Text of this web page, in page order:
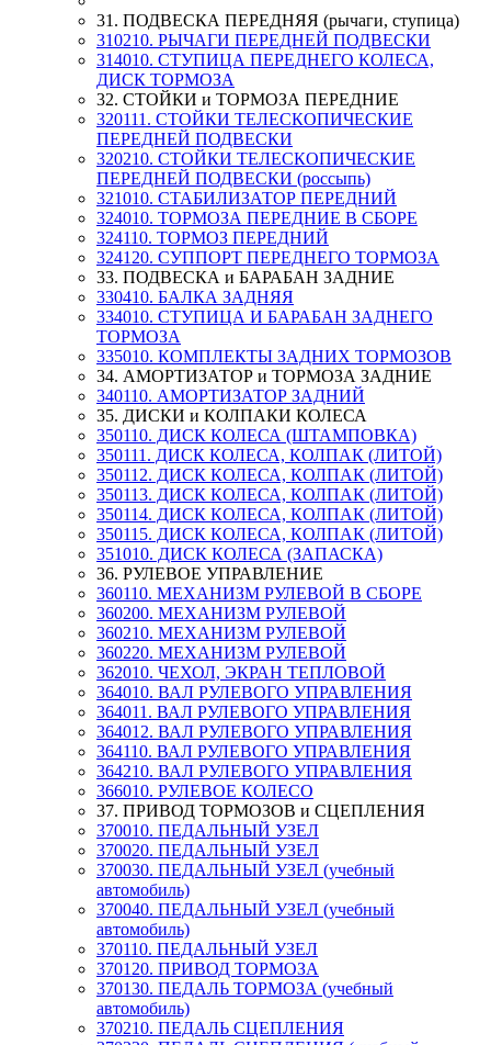
31. ПОДВЕСКА ПЕРЕДНЯЯ (рычаги, ступица)
310210. РЫЧАГИ ПЕРЕДНЕЙ ПОДВЕСКИ
314010. СТУПИЦА ПЕРЕДНЕГО КОЛЕСА,
ДИСК ТОРМОЗА
32. СТОЙКИ и ТОРМОЗА ПЕРЕДНИЕ
320111. СТОЙКИ ТЕЛЕСКОПИЧЕСКИЕ
ПЕРЕДНЕЙ ПОДВЕСКИ
320210. СТОЙКИ ТЕЛЕСКОПИЧЕСКИЕ
ПЕРЕДНЕЙ ПОДВЕСКИ (россыпь)
321010. СТАБИЛИЗАТОР ПЕРЕДНИЙ
324010. ТОРМОЗА ПЕРЕДНИЕ В СБОРЕ
324110. ТОРМОЗ ПЕРЕДНИЙ
324120. СУППОРТ ПЕРЕДНЕГО ТОРМОЗА
33. ПОДВЕСКА и БАРАБАН ЗАДНИЕ
330410. БАЛКА ЗАДНЯЯ
334010. СТУПИЦА И БАРАБАН ЗАДНЕГО
ТОРМОЗА
335010. КОМПЛЕКТЫ ЗАДНИХ ТОРМОЗОВ
34. АМОРТИЗАТОР и ТОРМОЗА ЗАДНИЕ
340110. АМОРТИЗАТОР ЗАДНИЙ
35. ДИСКИ и КОЛПАКИ КОЛЕСА
350110. ДИСК КОЛЕСА (ШТАМПОВКА)
350111. ДИСК КОЛЕСА, КОЛПАК (ЛИТОЙ)
350112. ДИСК КОЛЕСА, КОЛПАК (ЛИТОЙ)
350113. ДИСК КОЛЕСА, КОЛПАК (ЛИТОЙ)
350114. ДИСК КОЛЕСА, КОЛПАК (ЛИТОЙ)
350115. ДИСК КОЛЕСА, КОЛПАК (ЛИТОЙ)
351010. ДИСК КОЛЕСА (ЗАПАСКА)
36. РУЛЕВОЕ УПРАВЛЕНИЕ
360110. МЕХАНИЗМ РУЛЕВОЙ В СБОРЕ
360200. МЕХАНИЗМ РУЛЕВОЙ
360210. МЕХАНИЗМ РУЛЕВОЙ
360220. МЕХАНИЗМ РУЛЕВОЙ
362010. ЧЕХОЛ, ЭКРАН ТЕПЛОВОЙ
364010. ВАЛ РУЛЕВОГО УПРАВЛЕНИЯ
364011. ВАЛ РУЛЕВОГО УПРАВЛЕНИЯ
364012. ВАЛ РУЛЕВОГО УПРАВЛЕНИЯ
364110. ВАЛ РУЛЕВОГО УПРАВЛЕНИЯ
364210. ВАЛ РУЛЕВОГО УПРАВЛЕНИЯ
366010. РУЛЕВОЕ КОЛЕСО
37. ПРИВОД ТОРМОЗОВ и СЦЕПЛЕНИЯ
370010. ПЕДАЛЬНЫЙ УЗЕЛ
370020. ПЕДАЛЬНЫЙ УЗЕЛ
370030. ПЕДАЛЬНЫЙ УЗЕЛ (учебный
автомобиль)
370040. ПЕДАЛЬНЫЙ УЗЕЛ (учебный
автомобиль)
370110. ПЕДАЛЬНЫЙ УЗЕЛ
370120. ПРИВОД ТОРМОЗА
370130. ПЕДАЛЬ ТОРМОЗА (учебный
автомобиль)
370210. ПЕДАЛЬ СЦЕПЛЕНИЯ